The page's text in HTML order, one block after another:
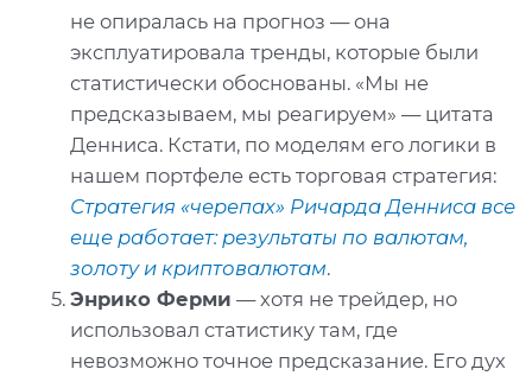
не опиралась на прогноз — она
эксплуатировала тренды, которые были
статистически обоснованы. «Мы не
предсказываем, мы реагируем» — цитата
Денниса. Кстати, по моделям его логики в
нашем портфеле есть торговая стратегия:
Стратегия «черепах» Ричарда Денниса все
еще работает: результаты по валютам,
золоту и криптовалютам.
Энрико Ферми — хотя не трейдер, но
использовал статистику там, где
невозможно точное предсказание. Его дух